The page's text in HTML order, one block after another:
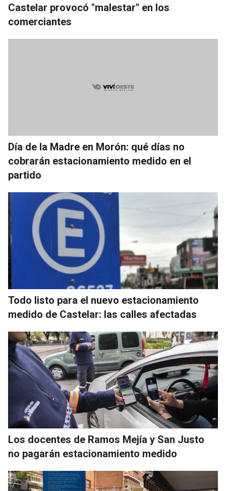
Castelar provocó "malestar" en los
comerciantes
Día de la Madre en Morón: qué días no
cobrarán estacionamiento medido en el
partido
Todo listo para el nuevo estacionamiento
medido de Castelar: las calles afectadas
Los docentes de Ramos Mejía y San Justo
no pagarán estacionamiento medido